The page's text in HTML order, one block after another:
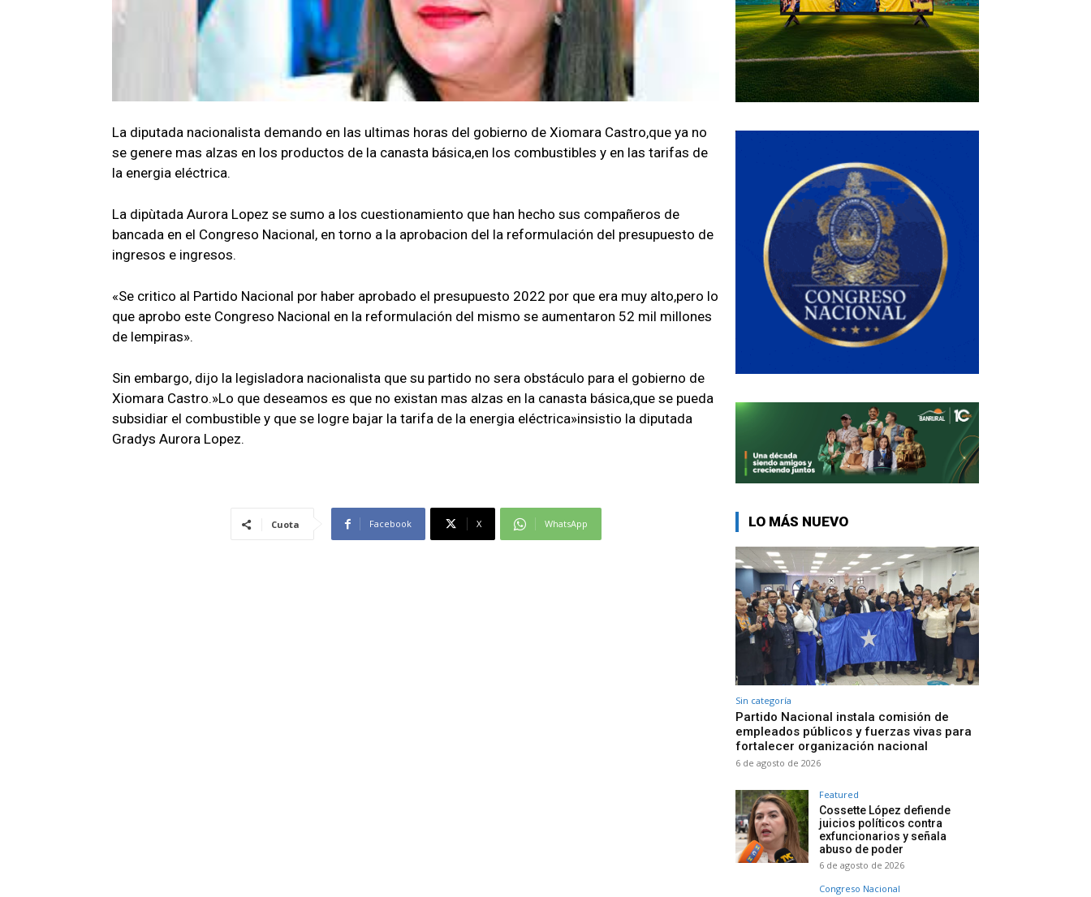
La diputada nacionalista demando en las ultimas horas del gobierno de Xiomara Castro,que ya no
se genere mas alzas en los productos de la canasta básica,en los combustibles y en las tarifas de
la energia eléctrica.
La dipùtada Aurora Lopez se sumo a los cuestionamiento que han hecho sus compañeros de
bancada en el Congreso Nacional, en torno a la aprobacion del la reformulación del presupuesto de
ingresos e ingresos.
«Se critico al Partido Nacional por haber aprobado el presupuesto 2022 por que era muy alto,pero lo
que aprobo este Congreso Nacional en la reformulación del mismo se aumentaron 52 mil millones
de lempiras».
Sin embargo, dijo la legisladora nacionalista que su partido no sera obstáculo para el gobierno de
Xiomara Castro.»Lo que deseamos es que no existan mas alzas en la canasta básica,que se pueda
subsidiar el combustible y que se logre bajar la tarifa de la energia eléctrica»insistio la diputada
Gradys Aurora Lopez.
Cuota Facebook X WhatsApp LO MÁS NUEVO
Sin categoría
Partido Nacional instala comisión de
empleados públicos y fuerzas vivas para
fortalecer organización nacional
6 de agosto de 2026
Featured
Cossette López defiende
juicios políticos contra
exfuncionarios y señala
abuso de poder
6 de agosto de 2026
Congreso Nacional